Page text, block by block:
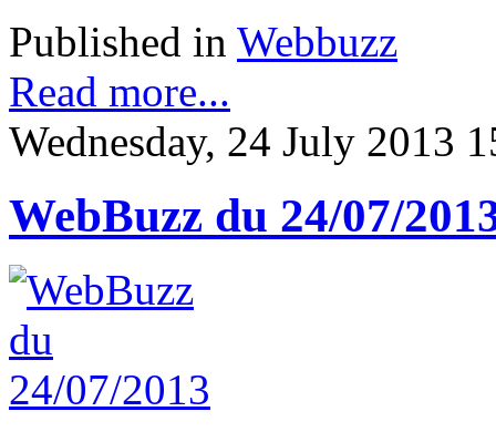
Published in Webbuzz
Read more...
Wednesday, 24 July 2013
WebBuzz du 24/07/